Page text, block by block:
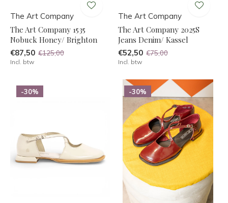
The Art Company
The Art Company 1535
Nobuck Honey/ Brighton
€87,50 €125,00
Incl. btw
The Art Company
The Art Company 2025S
Jeans Denim/ Kassel
€52,50 €75,00
Incl. btw
-30% -30%